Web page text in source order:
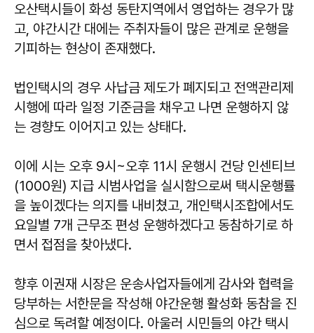
오산택시들이 화성 동탄지역에서 영업하는 경우가 많
고, 야간시간 대에는 주취자들이 많은 관계로 운행을
기피하는 현상이 존재했다.
법인택시의 경우 사납금 제도가 폐지되고 전액관리제
시행에 따라 일정 기준금을 채우고 나면 운행하지 않
는 경향도 이어지고 있는 상태다.
이에 시는 오후 9시~오후 11시 운행시 건당 인센티브
(1000원) 지급 시범사업을 실시함으로써 택시운행률
을 높이겠다는 의지를 내비쳤고, 개인택시조합에서도
요일별 7개 근무조 편성 운행하겠다고 동참하기로 하
면서 접점을 찾아냈다.
향후 이권재 시장은 운송사업자들에게 감사와 협력을
당부하는 서한문을 작성해 야간운행 활성화 동참을 진
심으로 독려할 예정이다. 아울러 시민들의 야간 택시